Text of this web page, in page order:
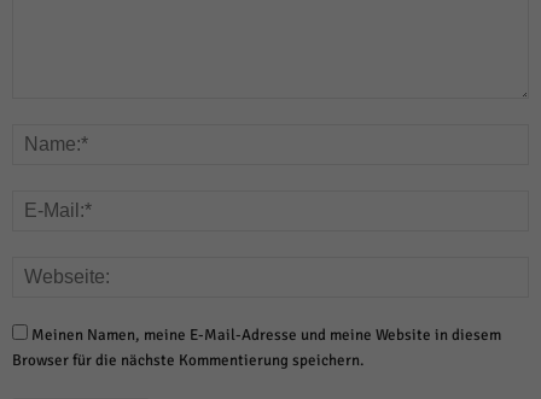
Meinen Namen, meine E-Mail-Adresse und meine Website in diesem
Browser für die nächste Kommentierung speichern.